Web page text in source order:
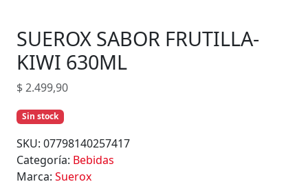
SUEROX SABOR FRUTILLA-
KIWI 630ML
$2.499,90
Sin stock
SKU: 07798140257417
Categoría: Bebidas
Marca: Suerox